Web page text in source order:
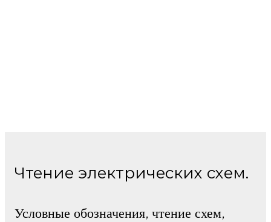
Чтение электрических схем.
Условные обозначения, чтение схем,